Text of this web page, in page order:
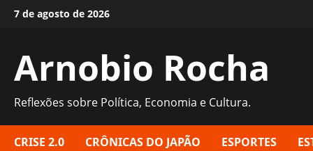
Skip7 de agosto de 2026
Arnobio Rocha
Reflexões sobre Política, Economia e Cultura.
CRISE 2.0 CRÔNICAS DO JAPÃO ESPORTES